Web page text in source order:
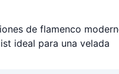
de flamenco
ideal para una velada